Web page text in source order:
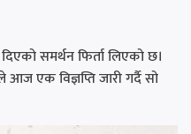
समर्थन फिर्ता लिएको छ।
एक विज्ञप्ति जारी गर्दै सो